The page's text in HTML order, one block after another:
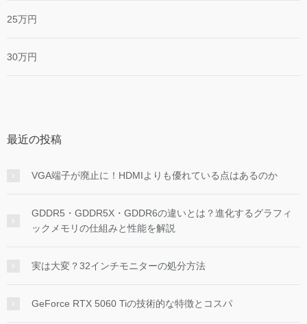
25万円
30万円
最近の投稿
VGA端子が廃止に！HDMIよりも優れている点はあるのか
GDDR5・GDDR5X・GDDR6の違いとは？進化するグラフィ
ックメモリの仕組みと性能を解説
実は大変？32インチモニターの処分方法
GeForce RTX 5060 Tiの技術的な特徴とコスパ